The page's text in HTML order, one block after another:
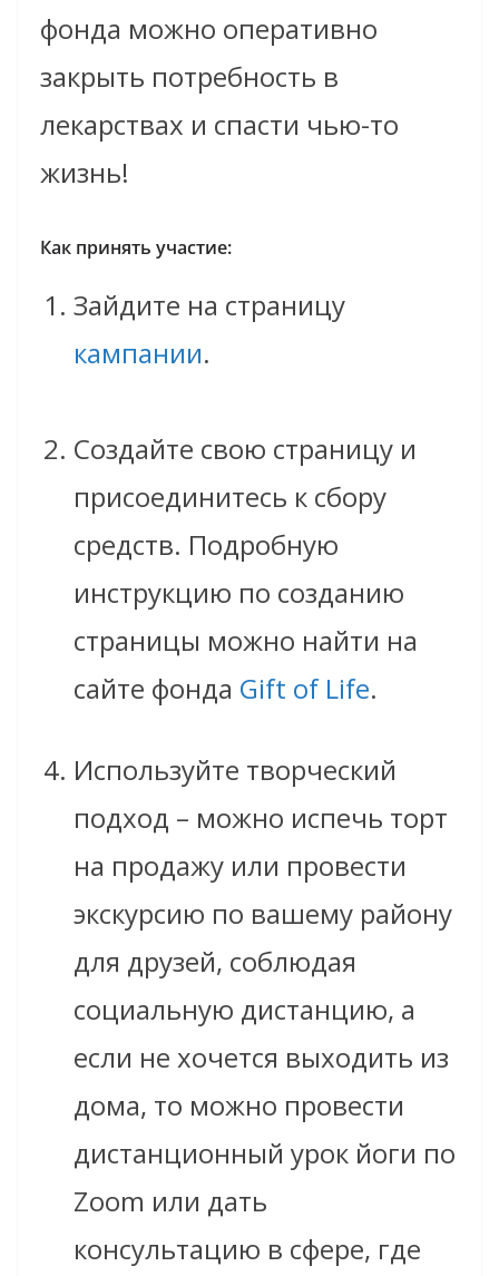
фонда можно оперативно
закрыть потребность в
лекарствах и спасти чью-то
жизнь!
Как принять участие:
Зайдите на страницу
кампании.
Создайте свою страницу и
присоединитесь к сбору
средств. Подробную
инструкцию по созданию
страницы можно найти на
сайте фонда Gift of Life.
Используйте творческий
подход – можно испечь торт
на продажу или провести
экскурсию по вашему району
для друзей, соблюдая
социальную дистанцию, а
если не хочется выходить из
дома, то можно провести
дистанционный урок йоги по
Zoom или дать
консультацию в сфере, где